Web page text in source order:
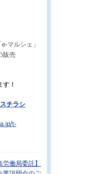
マルシェ」
販売
！
チラシ
t-
労働局委託】